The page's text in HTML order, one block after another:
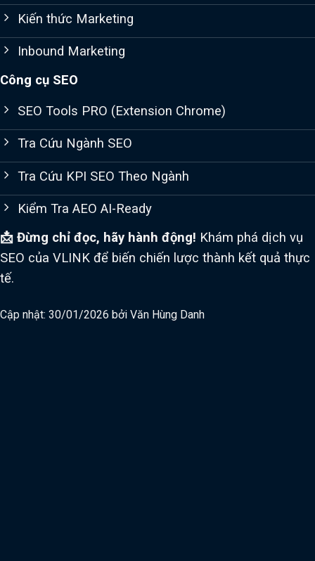
Kiến thức Marketing
Inbound Marketing
Công cụ SEO
SEO Tools PRO (Extension Chrome)
Tra Cứu Ngành SEO
Tra Cứu KPI SEO Theo Ngành
Kiểm Tra AEO AI-Ready
📩 Đừng chỉ đọc, hãy hành động! Khám phá dịch vụ
SEO của VLINK để biến chiến lược thành kết quả thực
tế.
Cập nhật: 30/01/2026 bởi Văn Hùng Danh